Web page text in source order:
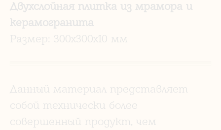
Двухслойная плитка из мрамора и
керамогранита
Размер: 300х300х10 мм
Данный материал представляет
собой технически более
совершенный продукт, чем